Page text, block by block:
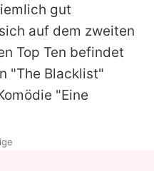
gut
auf dem zweiten
Top Ten befindet
"The Blacklist"
"Eine